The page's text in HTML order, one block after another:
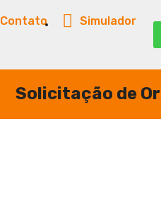
Contato
Simulador
Solicitação de